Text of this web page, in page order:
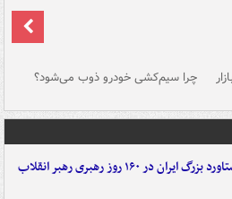
چرا سیم‌کشی خودرو ذوب می‌شود؟